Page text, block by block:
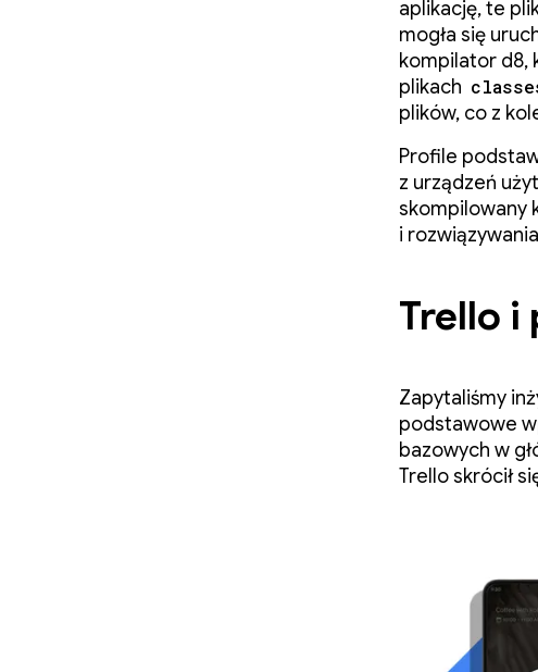
aplikację, te
mogła się
kompilator d8,
plikach
plików, co z
Profile
z urządzeń
skompilowany
i
Trello i
Zapytaliśmy
podstawowe
bazowych w
Trello skrócił